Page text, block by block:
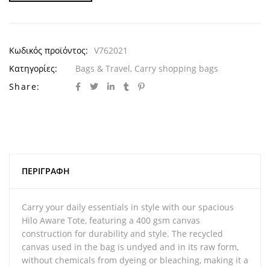
Κωδικός προϊόντος: V762021
Κατηγορίες:
Bags & Travel, Carry shopping bags
Share:
ΠΕΡΙΓΡΑΦΉ
Carry your daily essentials in style with our spacious
Hilo Aware Tote, featuring a 400 gsm canvas
construction for durability and style. The recycled
canvas used in the bag is undyed and in its raw form,
without chemicals from dyeing or bleaching, making it a